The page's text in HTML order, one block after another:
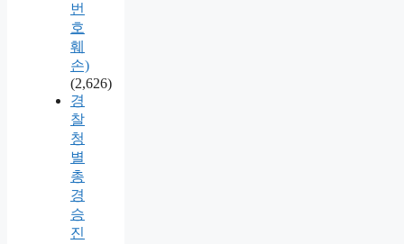
번
호
훼
손)
(2,626)
경
찰
청
별
총
경
승
진